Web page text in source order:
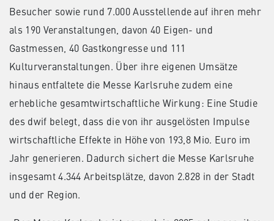
Besucher sowie rund 7.000 Ausstellende auf ihren mehr
als 190 Veranstaltungen, davon 40 Eigen- und
Gastmessen, 40 Gastkongresse und 111
Kulturveranstaltungen. Über ihre eigenen Umsätze
hinaus entfaltete die Messe Karlsruhe zudem eine
erhebliche gesamtwirtschaftliche Wirkung: Eine Studie
des dwif belegt, dass die von ihr ausgelösten Impulse
wirtschaftliche Effekte in Höhe von 193,8 Mio. Euro im
Jahr generieren. Dadurch sichert die Messe Karlsruhe
insgesamt 4.344 Arbeitsplätze, davon 2.828 in der Stadt
und der Region.